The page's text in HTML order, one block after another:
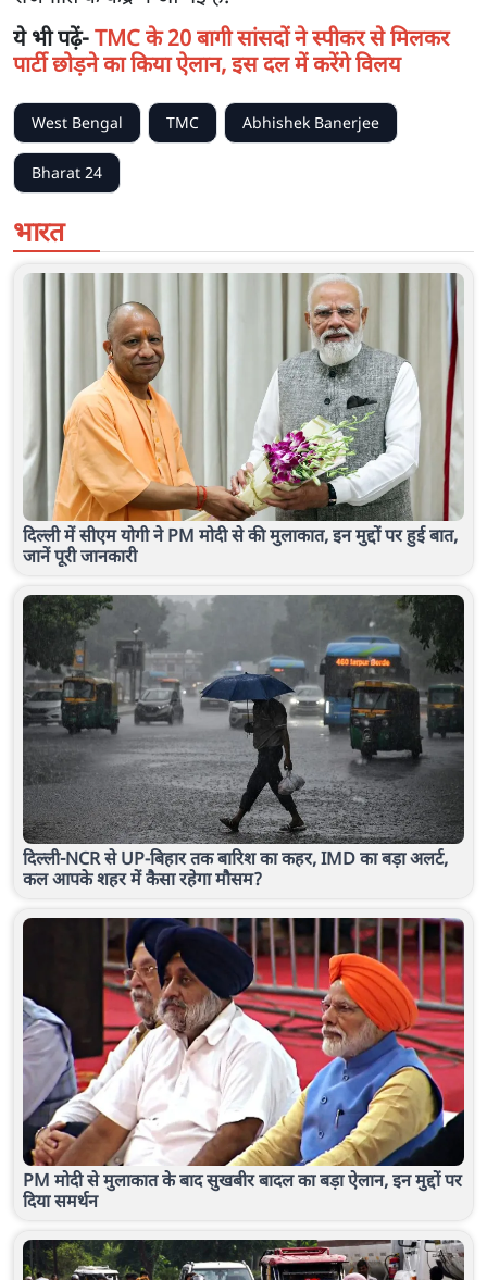
ये भी पढ़ें-TMC के 20 बागी सांसदों ने स्पीकर से मिलकर
पार्टी छोड़ने का किया ऐलान, इस दल में करेंगे विलय
West Bengal TMC Abhishek Banerjee
Bharat 24
भारत
दिल्ली में सीएम योगी ने PM मोदी से की मुलाकात, इन मुद्दों पर हुई बात,
जानें पूरी जानकारी
दिल्ली-NCR से UP-बिहार तक बारिश का कहर, IMD का बड़ा अलर्ट,
कल आपके शहर में कैसा रहेगा मौसम?
PM मोदी से मुलाकात के बाद सुखबीर बादल का बड़ा ऐलान, इन मुद्दों पर
दिया समर्थन